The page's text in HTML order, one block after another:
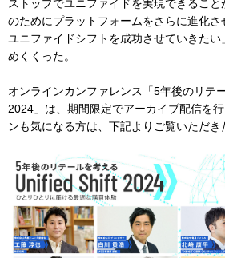
ストップでユニファイドを実現できるこ
のためにプラットフォームをさらに進化
ユニファイドシフトを成功させていきた
めくくった。
オンラインカンファレンス「5年後のリテ
2024」は、期間限定でアーカイブ配信を
ンも気になる方は、下記よりご覧いただき